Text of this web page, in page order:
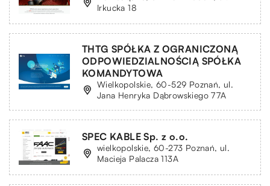
Irkucka 18
THTG SPÓŁKA Z OGRANICZONĄ
ODPOWIEDZIALNOŚCIĄ SPÓŁKA
KOMANDYTOWA
Wielkopolskie, 60-529 Poznań, ul.
Jana Henryka Dąbrowskiego 77A
SPEC KABLE Sp. z o.o.
wielkopolskie, 60-273 Poznań, ul.
Macieja Palacza 113A